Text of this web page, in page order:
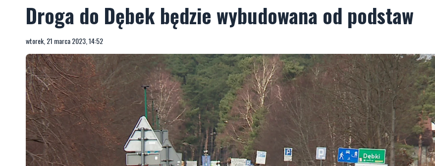
Droga do Dębek będzie wybudowana od podstaw
wtorek, 21 marca 2023, 14:52